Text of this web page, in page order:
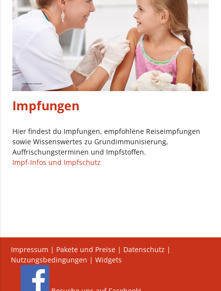
Impfungen
Hier findest du Impfungen, empfohlene Reiseimpfungen
sowie Wissenswertes zu Grundimmunisierung,
Auffrischungsterminen und Impfstoffen.
Impf-Infos und Impfschutz
Impressum | Pakete und Preise | Datenschutz |
Nutzungsbedingungen |Widgets